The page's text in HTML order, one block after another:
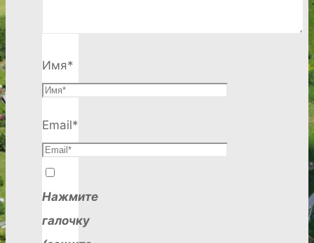
Имя*
Email*
Нажмите
галочку